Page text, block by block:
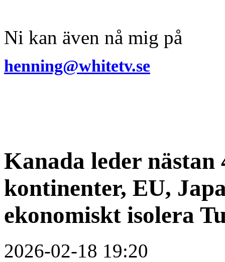
Ni kan även nå mig på
henning@whitetv.se
Kanada leder
kontinenter, EU,
ekonomiskt isolera
2026-02-18 19:20